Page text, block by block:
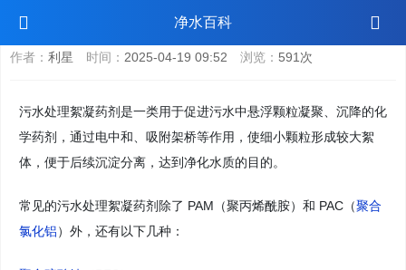
净水百科
污水处理絮凝药剂
作者： 利星 时间： 2025-04-19 09:52 浏览： 591次
污水处理絮凝药剂是一类用于促进污水中悬浮颗粒凝聚、沉降的化
学药剂，通过电中和、吸附架桥等作用，使细小颗粒形成较大絮
体，便于后续沉淀分离，达到净化水质的目的。
常见的污水处理絮凝药剂除了 PAM（聚丙烯酰胺）和 PAC（聚合
氯化铝）外，还有以下几种：